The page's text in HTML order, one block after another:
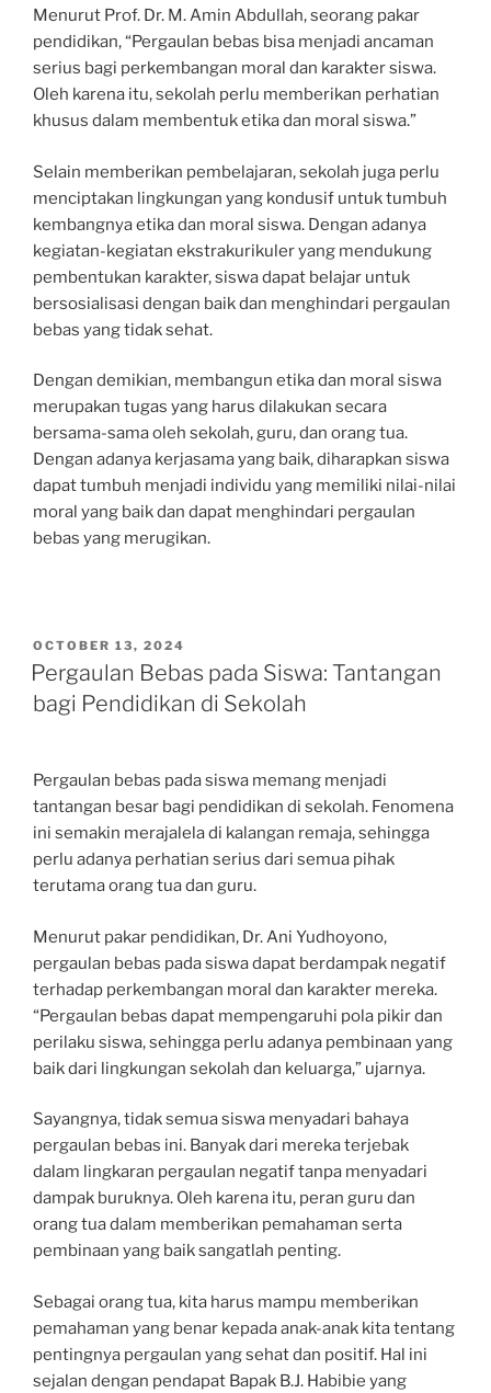
Menurut Prof. Dr. M. Amin Abdullah, seorang pakar
pendidikan, “Pergaulan bebas bisa menjadi ancaman
serius bagi perkembangan moral dan karakter siswa.
Oleh karena itu, sekolah perlu memberikan perhatian
khusus dalam membentuk etika dan moral siswa.”
Selain memberikan pembelajaran, sekolah juga perlu
menciptakan lingkungan yang kondusif untuk tumbuh
kembangnya etika dan moral siswa. Dengan adanya
kegiatan-kegiatan ekstrakurikuler yang mendukung
pembentukan karakter, siswa dapat belajar untuk
bersosialisasi dengan baik dan menghindari pergaulan
bebas yang tidak sehat.
Dengan demikian, membangun etika dan moral siswa
merupakan tugas yang harus dilakukan secara
bersama-sama oleh sekolah, guru, dan orang tua.
Dengan adanya kerjasama yang baik, diharapkan siswa
dapat tumbuh menjadi individu yang memiliki nilai-nilai
moral yang baik dan dapat menghindari pergaulan
bebas yang merugikan.
POSTED
ON
OCTOBER 13, 2024
Pergaulan Bebas pada Siswa: Tantangan
bagi Pendidikan di Sekolah
Pergaulan bebas pada siswa memang menjadi
tantangan besar bagi pendidikan di sekolah. Fenomena
ini semakin merajalela di kalangan remaja, sehingga
perlu adanya perhatian serius dari semua pihak
terutama orang tua dan guru.
Menurut pakar pendidikan, Dr. Ani Yudhoyono,
pergaulan bebas pada siswa dapat berdampak negatif
terhadap perkembangan moral dan karakter mereka.
“Pergaulan bebas dapat mempengaruhi pola pikir dan
perilaku siswa, sehingga perlu adanya pembinaan yang
baik dari lingkungan sekolah dan keluarga,” ujarnya.
Sayangnya, tidak semua siswa menyadari bahaya
pergaulan bebas ini. Banyak dari mereka terjebak
dalam lingkaran pergaulan negatif tanpa menyadari
dampak buruknya. Oleh karena itu, peran guru dan
orang tua dalam memberikan pemahaman serta
pembinaan yang baik sangatlah penting.
Sebagai orang tua, kita harus mampu memberikan
pemahaman yang benar kepada anak-anak kita tentang
pentingnya pergaulan yang sehat dan positif. Hal ini
sejalan dengan pendapat Bapak B.J. Habibie yang